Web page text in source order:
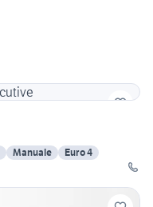
Manuale
Euro 4